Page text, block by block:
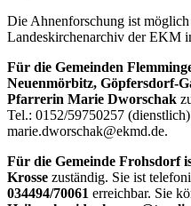
Die Ahnenforschung ist
Landeskirchenarchiv der EKM
Für die Gemeinden
Neuenmörbitz, Göpfersdorf-
Pfarrerin Marie Dworschak
Tel.: 0152/59750257
marie.dworschak@ekmd.de.
Für die Gemeinde Frohsdorf
Krosse zuständig. Sie ist
034494/70061 erreichbar. Sie